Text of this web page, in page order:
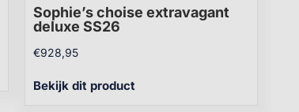
Sophie’s choise extravagant
deluxe SS26
€928,95
Bekijk dit product